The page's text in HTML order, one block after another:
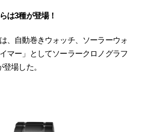
は3種が登場！
、自動巻きウォッチ、ソーラーウォ
マー」としてソーラークロノグラフ
場した。